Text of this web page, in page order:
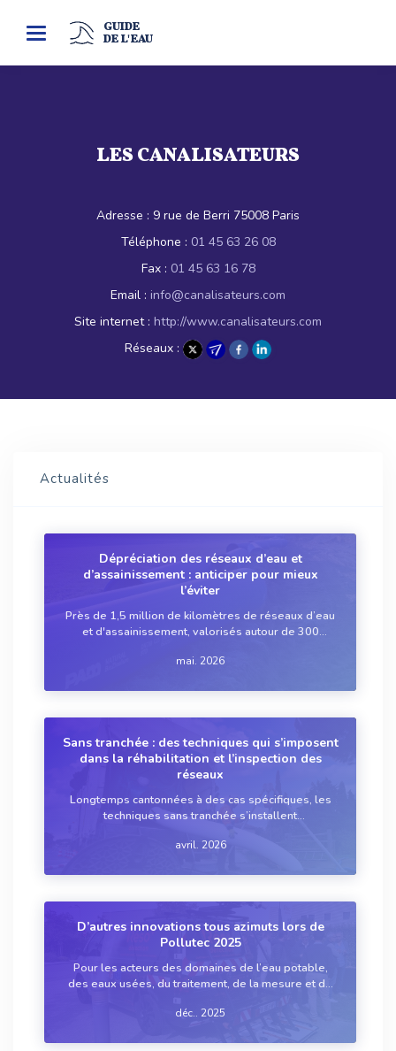
Toggle
GUIDE
DE L'EAU
LES CANALISATEURS
Adresse : 9 rue de Berri 75008 Paris
Téléphone : 01 45 63 26 08
Fax : 01 45 63 16 78
Email : info@canalisateurs.com
Site internet : http://www.canalisateurs.com
Réseaux :
Actualités
Dépréciation des réseaux d’eau et
d’assainissement : anticiper pour mieux
l’éviter
Près de 1,5 million de kilomètres de réseaux d’eau
et d'assainissement, valorisés autour de 300
et des aléas climatiques. Entre budgets contraints et
mai. 2026
Sans tranchée : des techniques qui s’imposent
dans la réhabilitation et l’inspection des
réseaux
Longtemps cantonnées à des cas spécifiques, les
techniques sans tranchée s’installent
réhabilitation des réseaux. Portées par l’évolution
montée en co...
avril. 2026
D’autres innovations tous azimuts lors de
Pollutec 2025
Pour les acteurs des domaines de l’eau potable,
des eaux usées, du traitement, de la mesure et de
l’édition lyonnaise du salon Pollutec est l’événement
déc.. 2025